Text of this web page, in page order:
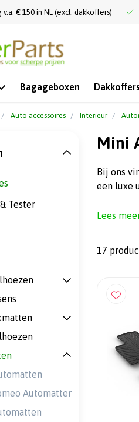
€ 150 in NL (excl. dakkoffers)
Bagageboxen Dakkoffers
Auto accessoires Interieur
Mini
Bij ons
een luxe
Lees
17
Tester
Automatten